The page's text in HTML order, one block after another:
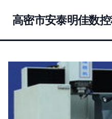
高密市安泰明佳数